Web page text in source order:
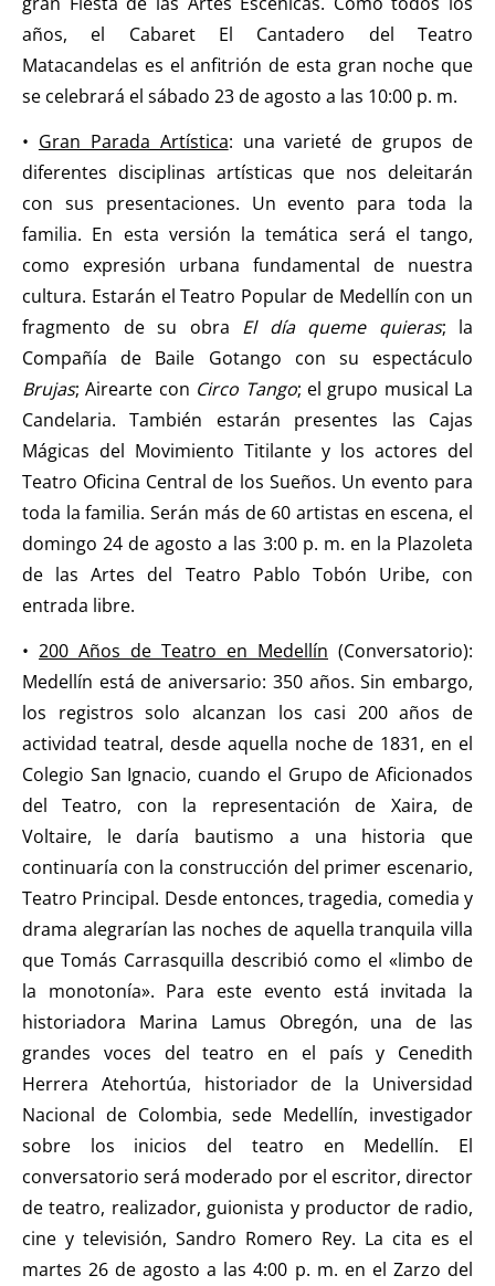
años, el Cabaret El Cantadero del Teatro
Matacandelas es el anfitrión de esta gran noche que
se celebrará el sábado 23 de agosto a las 10:00 p. m.
• Gran Parada Artística: una varieté de grupos de
diferentes disciplinas artísticas que nos deleitarán
con sus presentaciones. Un evento para toda la
familia. En esta versión la temática será el tango,
como expresión urbana fundamental de nuestra
cultura. Estarán el Teatro Popular de Medellín con un
fragmento de su obra El día queme quieras; la
Compañía de Baile Gotango con su espectáculo
Brujas; Airearte con Circo Tango; el grupo musical La
Candelaria. También estarán presentes las Cajas
Mágicas del Movimiento Titilante y los actores del
Teatro Oficina Central de los Sueños. Un evento para
toda la familia. Serán más de 60 artistas en escena, el
domingo 24 de agosto a las 3:00 p. m. en la Plazoleta
de las Artes del Teatro Pablo Tobón Uribe, con
entrada libre.
• 200 Años de Teatro en Medellín (Conversatorio):
Medellín está de aniversario: 350 años. Sin embargo,
los registros solo alcanzan los casi 200 años de
actividad teatral, desde aquella noche de 1831, en el
Colegio San Ignacio, cuando el Grupo de Aficionados
del Teatro, con la representación de Xaira, de
Voltaire, le daría bautismo a una historia que
continuaría con la construcción del primer escenario,
Teatro Principal. Desde entonces, tragedia, comedia y
drama alegrarían las noches de aquella tranquila villa
que Tomás Carrasquilla describió como el «limbo de
la monotonía». Para este evento está invitada la
historiadora Marina Lamus Obregón, una de las
grandes voces del teatro en el país y Cenedith
Herrera Atehortúa, historiador de la Universidad
Nacional de Colombia, sede Medellín, investigador
sobre los inicios del teatro en Medellín. El
conversatorio será moderado por el escritor, director
de teatro, realizador, guionista y productor de radio,
cine y televisión, Sandro Romero Rey. La cita es el
martes 26 de agosto a las 4:00 p. m. en el Zarzo del